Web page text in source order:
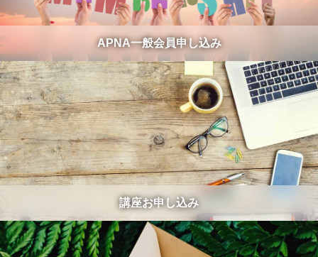
APNA一般会員申し込み
講座お申し込み